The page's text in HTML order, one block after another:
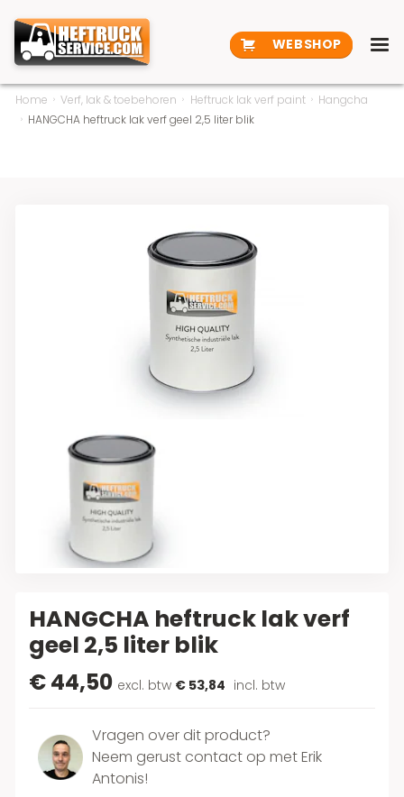
WEBSHOP
Home Verf, lak & toebehoren Heftruck lak verf paint
Hangcha
HANGCHA heftruck lak verf geel 2,5 liter blik
HANGCHA heftruck lak verf
geel 2,5 liter blik
€ 44,50 excl. btw € 53,84 incl. btw
Vragen over dit product?
Neem gerust contact op met Erik
Antonis!